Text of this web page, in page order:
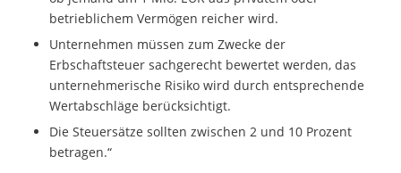
betrieblichem Vermögen reicher wird.
Unternehmen müssen zum Zwecke der
Erbschaftsteuer sachgerecht bewertet werden, das
unternehmerische Risiko wird durch entsprechende
Wertabschläge berücksichtigt.
Die Steuersätze sollten zwischen 2 und 10 Prozent
betragen.“